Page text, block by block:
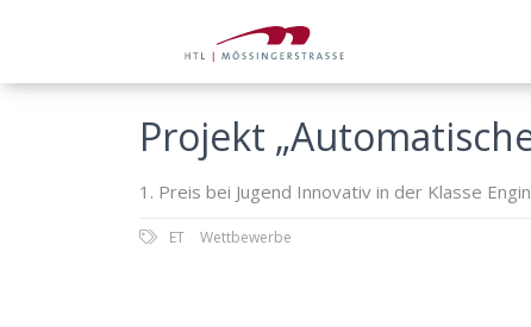
Projekt
1. Preis bei Jugend Innovativ in der Klasse
ET Wettbewerbe